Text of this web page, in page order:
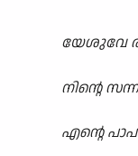
യേശുവേ
നിന്റെ
എന്റെ